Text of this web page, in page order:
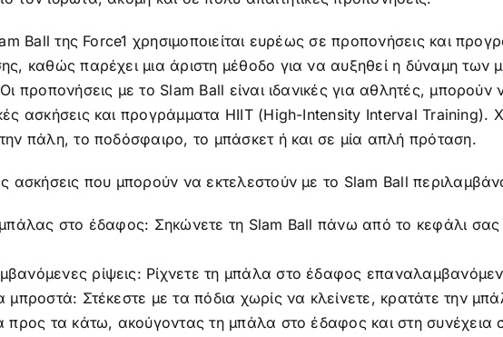
Ball της Force1 χρησιμοποιείται ευρέως σε προπονήσεις και
καθώς παρέχει μια άριστη μέθοδο για να αυξηθεί η δύναμη των
προπονήσεις με το Slam Ball είναι ιδανικές για αθλητές,
ασκήσεις και προγράμματα HIIT (High-Intensity Interval Training).
πάλη, το ποδόσφαιρο, το μπάσκετ ή και σε μία απλή πρόταση.
ασκήσεις που μπορούν να εκτελεστούν με το Slam Ball
στο έδαφος: Σηκώνετε τη Slam Ball πάνω από το κεφάλι σας
ρίψεις: Ρίχνετε τη μπάλα στο έδαφος
μπροστά: Στέκεστε με τα πόδια χωρίς να κλείνετε, κρατάτε την
προς τα κάτω, ακούγοντας τη μπάλα στο έδαφος και στη συνέχεια